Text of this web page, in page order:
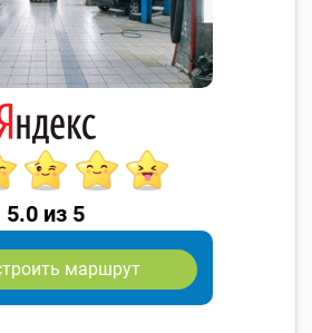
5.0 из 5
маршрут